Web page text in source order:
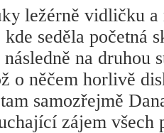
ležérně vidličku
seděla početná
na druhou
o něčem horlivě
samozřejmě
zájem všech